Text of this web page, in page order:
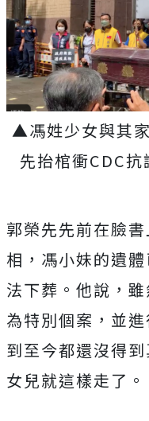
▲馮姓少女與其
先抬棺衝CDC
郭榮先先前在臉
相，馮小妹的遺
法下葬。他說，
為特別個案，並
到至今都還沒得
女兒就這樣走了。